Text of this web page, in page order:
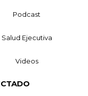
Podcast
Salud Ejecutiva
Videos